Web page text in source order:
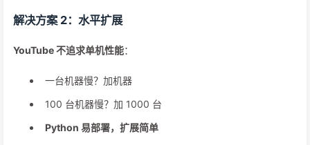
解决方案 2：水平扩展
YouTube 不追求单机性能：
一台机器慢？加机器
100 台机器慢？加 1000 台
Python 易部署，扩展简单